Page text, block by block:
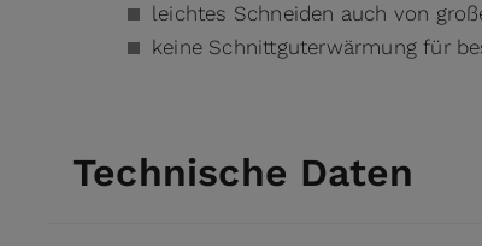
leichtes Schneiden auch von
keine Schnittguterwärmung für
Technische Daten